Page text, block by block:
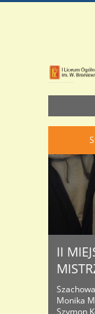
II
Monika